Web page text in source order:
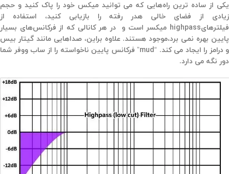
یکی از ساده ترین راه‌هایی که می توانید میکس خود را پاک کنید و حجم
زیادی از فضای خالی هدر رفته را بازیابی کنید، استفاده از
فیلترهایhighpass میکسر است و در هر کانالی که از فرکانس‌های بسیار
پایین بهره نمی برد،موجود هستند. علاوه براین، صداهایی مانند گیتار بیس
و درامز را ایجاد می کند. “mud” فرکانس پایین ناخواسته را از ساب ووفر شما
دور نگه می دارد.